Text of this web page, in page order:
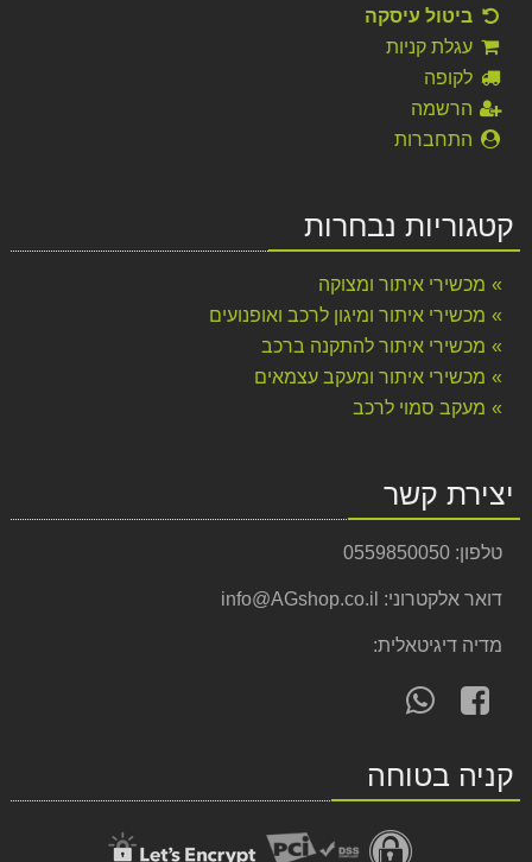
ביטול עיסקה
עגלת קניות
לקופה
הרשמה
התחברות
קטגוריות נבחרות
מכשירי איתור ומצוקה
מכשירי איתור ומיגון לרכב ואופנועים
מכשירי איתור להתקנה ברכב
מכשירי איתור ומעקב עצמאים
מעקב סמוי לרכב
יצירת קשר
טלפון: 0559850050
דואר אלקטרוני: info@AGshop.co.il
מדיה דיגיטאלית:
עקוב
אחרינו
facebook
WhatsAppקניה בטוחה